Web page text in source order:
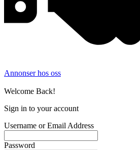
Annonser hos oss
Welcome Back!
Sign in to your account
Username or Email Address
Password